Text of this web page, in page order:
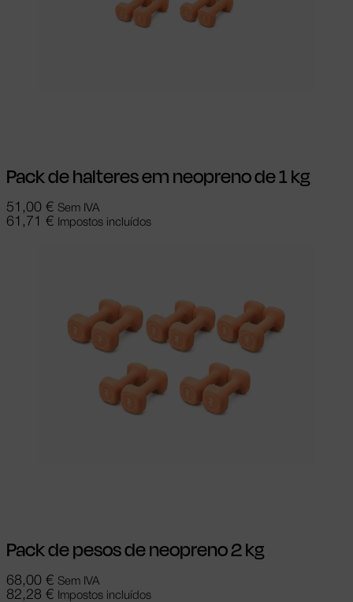
Pack de halteres em neopreno de 1 kg
51,00 € Sem IVA
61,71 € Impostos incluídos
Pack de pesos de neopreno 2 kg
68,00 € Sem IVA
82,28 € Impostos incluídos